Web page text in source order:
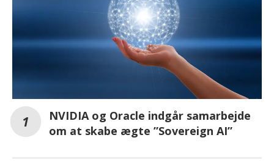
NVIDIA og Oracle indgår samarbejde
om at skabe ægte ”Sovereign AI”